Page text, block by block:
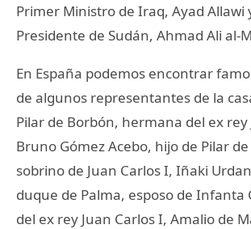
Primer Ministro de Iraq, Ayad Allawi
Presidente de Sudán, Ahmad Ali al-
En España podemos encontrar
de algunos representantes de la
Pilar de Borbón, hermana del ex rey
Bruno Gómez Acebo, hijo de Pilar
sobrino de Juan Carlos I, Iñaki
duque de Palma, esposo de Infanta
del ex rey Juan Carlos I, Amalio de